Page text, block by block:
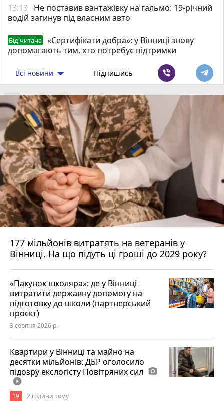
13:13
Не поставив вантажівку на гальмо: 19-річний
водій загинув під власним авто
Від читача
«Сертифікати добра»: у Вінниці знову
допомагають тим, хто потребує підтримки
Всі новини Підпишись
177 мільйонів витратять на ветеранів у
Вінниці. На що підуть ці гроші до 2029 року?
«Пакунок школяра»: де у Вінниці
витратити державну допомогу на
підготовку до школи (партнерський
проєкт)
3 серпня 2026 р.
Квартири у Вінниці та майно на
десятки мільйонів: ДБР оголосило
підозру екслогісту Повітряних сил photo_camera
play_circle_filled
19 2 години тому